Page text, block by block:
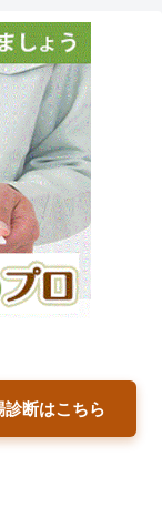
診断はこちら